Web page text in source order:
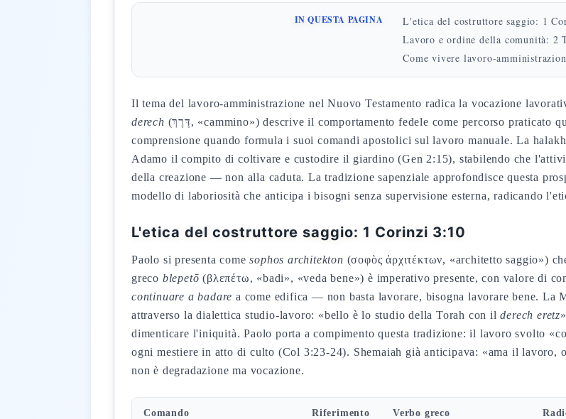
IN QUESTA PAGINA
L'etica del costruttore saggio: 1
Lavoro e ordine della comunità: 2
Come vivere lavoro-
Il tema del lavoro-amministrazione nel Nuovo Testamento radica la vocazione
derech (דֶּרֶךְ, «cammino») descrive il comportamento fedele come percorso praticato quotidianamente, e Paolo eredita questa
comprensione quando formula i suoi comandi apostolici sul lavoro manuale. La
Adamo il compito di coltivare e custodire il giardino (Gen 2:15), stabilendo che
della creazione — non alla caduta. La tradizione sapenziale approfondisce questa
modello di laboriosità che anticipa i bisogni senza supervisione esterna, radicando
L'etica del costruttore saggio: 1 Corinzi 3:10
Paolo si presenta comesophos architekton (σοφὸς ἀρχιτέκτων, «architetto saggio»)
greco blepetō (βλεπέτω, «badi», «veda bene») è imperativo presente, con valore di
continuare a badare a come edifica — non basta lavorare, bisogna lavorare bene. La
attraverso la dialettica studio-lavoro: «bello è lo studio della Torah con ilderech eretz
dimenticare l'iniquità. Paolo porta a compimento questa tradizione: il lavoro svolto
ogni mestiere in atto di culto (Col 3:23-24). Shemaiah già anticipava: «ama il
non è degradazione ma vocazione.
Comando Riferimento Verbo greco